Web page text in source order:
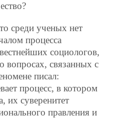
среди ученых нет
процесса
социологов,
вопросах, связанных с
писал:
процесс, в котором
их суверенитет
правления и